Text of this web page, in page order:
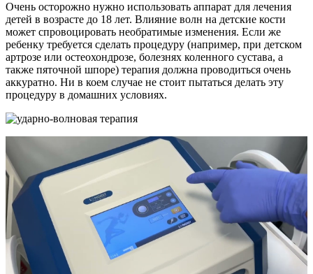
Очень осторожно нужно использовать аппарат для лечения
детей в возрасте до 18 лет. Влияние волн на детские кости
может спровоцировать необратимые изменения. Если же
ребенку требуется сделать процедуру (например, при детском
артрозе или остеохондрозе, болезнях коленного сустава, а
также пяточной шпоре) терапия должна проводиться очень
аккуратно. Ни в коем случае не стоит пытаться делать эту
процедуру в домашних условиях.